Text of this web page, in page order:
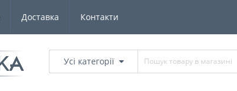
Доставка Контакти
Усі категорії